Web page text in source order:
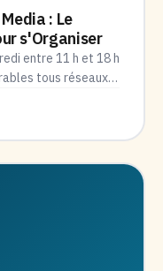
: Le
s'Organiser
entre 11 h et 18 h
tous réseaux…